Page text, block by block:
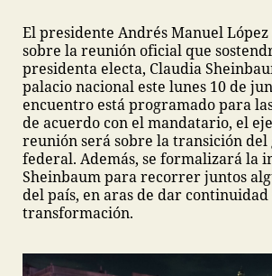
El presidente Andrés Manuel
sobre la reunión oficial que
presidenta electa, Claudia
palacio nacional este lunes 10 de
encuentro está programado para
de acuerdo con el mandatario, el
reunión será sobre la transición
federal. Además, se formalizará la
Sheinbaum para recorrer juntos
del país, en aras de dar
transformación.